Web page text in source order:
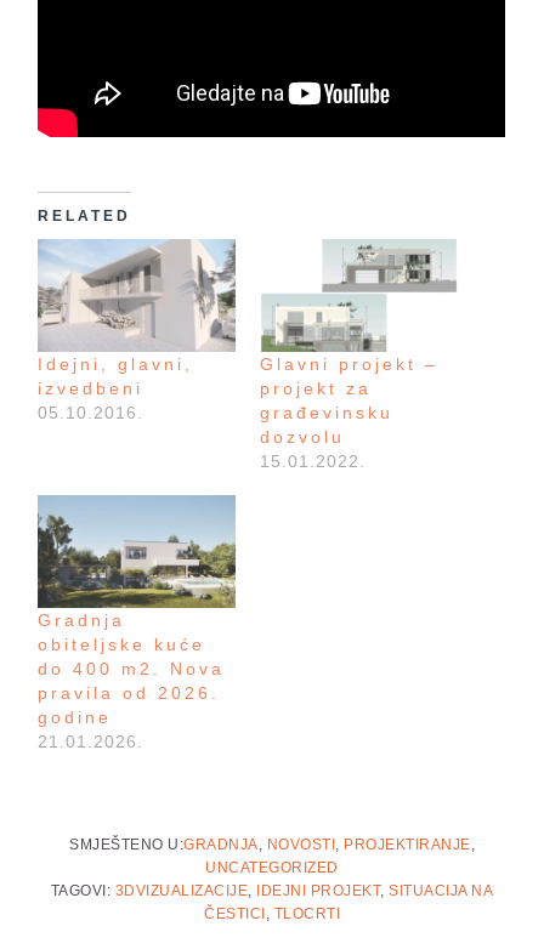
RELATED
Idejni, glavni,
izvedbeni
05.10.2016.
Glavni projekt –
projekt za
građevinsku
dozvolu
15.01.2022.
Gradnja
obiteljske kuće
do 400 m2. Nova
pravila od 2026.
godine
21.01.2026.
SMJEŠTENO U:GRADNJA, NOVOSTI, PROJEKTIRANJE,
UNCATEGORIZED
TAGOVI: 3DVIZUALIZACIJE, IDEJNI PROJEKT,SITUACIJA NA
ČESTICI, TLOCRTI